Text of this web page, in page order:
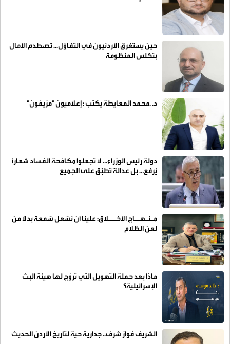
حين يستغرق الأردنيون في التفاؤل... تصطدم الآمال
بتكلس المنظومة
د. .محمد المعايطة يكتب : إعلاميون "مزيفون"
دولة رئيس الوزراء… لا تجعلوا مكافحة الفساد شعارًا
يُرفع… بل عدالةً تُطبَّق على الجميع
مِـنـهــاج الأخـــلاق: علينا أن نشعل شمعة بدلاً من
لعن الظلام
ماذا بعد حملة التهويل التي تروّج لها هيئة البث
الإسرائيلية؟
الشريف فواز شرف.. جدارية حية لتاريخ الأردن الحديث